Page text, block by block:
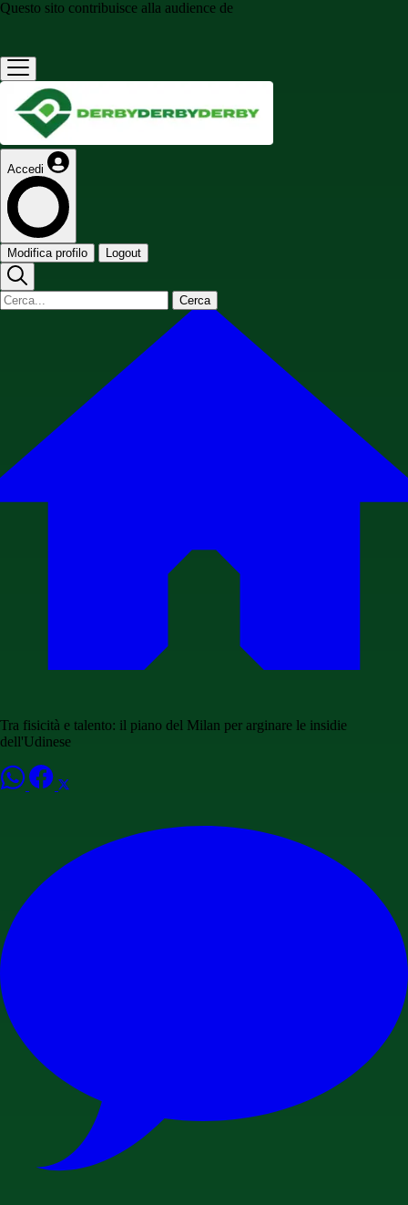
Questo sito contribuisce alla audience de
Accedi
Modifica profilo Logout
Cerca
Tra fisicità e talento: il piano del Milan per arginare le insidie
dell'Udinese